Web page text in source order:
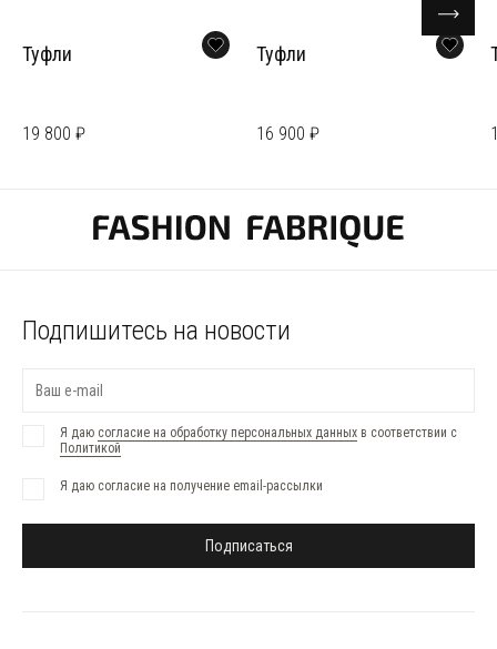
Туфли
19 800 ₽
Туфли
16 900 ₽
Подпишитесь на новости
Я даю согласие на обработку персональных данных в соответствии с
Политикой
Я даю согласие на получение email-рассылки
Подписаться